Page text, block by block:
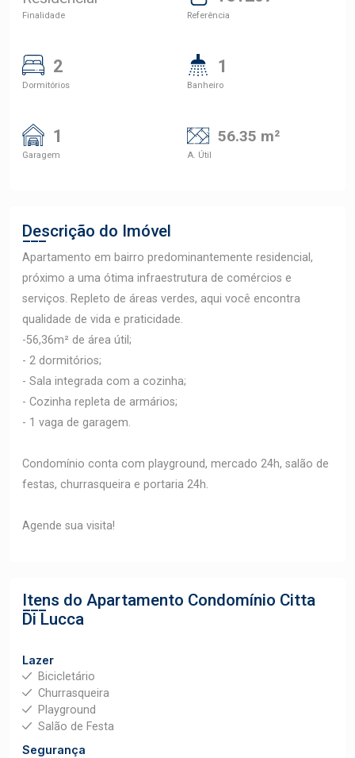
Finalidade Referência
2
Dormitórios
1
Banheiro
1
Garagem
56.35 m²
A. Útil
Descrição do Imóvel
Apartamento em bairro predominantemente residencial,
próximo a uma ótima infraestrutura de comércios e
serviços. Repleto de áreas verdes, aqui você encontra
qualidade de vida e praticidade.
-56,36m² de área útil;
- 2 dormitórios;
- Sala integrada com a cozinha;
- Cozinha repleta de armários;
- 1 vaga de garagem.
Condomínio conta com playground, mercado 24h, salão de
festas, churrasqueira e portaria 24h.
Agende sua visita!
Itens do Apartamento Condomínio Citta
Di Lucca
Lazer
Bicicletário
Churrasqueira
Playground
Salão de Festa
Segurança